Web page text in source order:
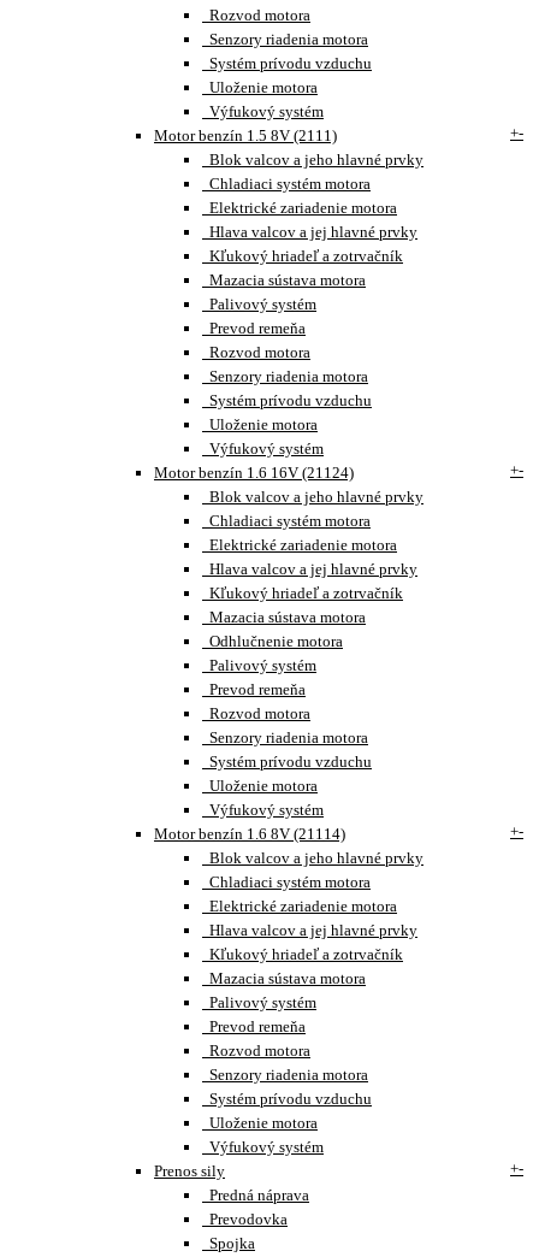
Rozvod motora
Senzory riadenia motora
Systém prívodu vzduchu
Uloženie motora
Výfukový systém
Motor benzín 1.5 8V (2111)
+-
Blok valcov a jeho hlavné prvky
Chladiaci systém motora
Elektrické zariadenie motora
Hlava valcov a jej hlavné prvky
Kľukový hriadeľ a zotrvačník
Mazacia sústava motora
Palivový systém
Prevod remeňa
Rozvod motora
Senzory riadenia motora
Systém prívodu vzduchu
Uloženie motora
Výfukový systém
Motor benzín 1.6 16V (21124)
+-
Blok valcov a jeho hlavné prvky
Chladiaci systém motora
Elektrické zariadenie motora
Hlava valcov a jej hlavné prvky
Kľukový hriadeľ a zotrvačník
Mazacia sústava motora
Odhlučnenie motora
Palivový systém
Prevod remeňa
Rozvod motora
Senzory riadenia motora
Systém prívodu vzduchu
Uloženie motora
Výfukový systém
Motor benzín 1.6 8V (21114)
+-
Blok valcov a jeho hlavné prvky
Chladiaci systém motora
Elektrické zariadenie motora
Hlava valcov a jej hlavné prvky
Kľukový hriadeľ a zotrvačník
Mazacia sústava motora
Palivový systém
Prevod remeňa
Rozvod motora
Senzory riadenia motora
Systém prívodu vzduchu
Uloženie motora
Výfukový systém
Prenos sily
+-
Predná náprava
Prevodovka
Spojka